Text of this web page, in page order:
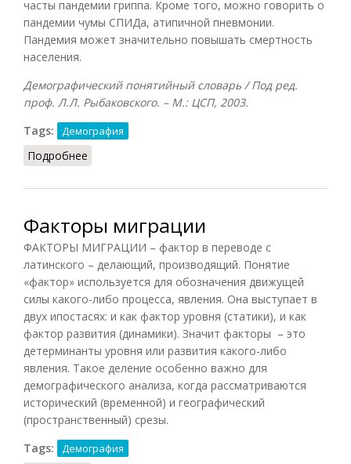
часты пандемии гриппа. Кроме того, можно говорить о
пандемии чумы СПИДа, атипичной пневмонии.
Пандемия может значительно повышать смертность
населения.
Демографический понятийный словарь / Под ред.
проф. Л.Л. Рыбаковского. – М.: ЦСП, 2003.
Tags:
Демография
Подробнее
Факторы миграции
ФАКТОРЫ МИГРАЦИИ – фактор в переводе с
латинского – делающий, производящий. Понятие
«фактор» используется для обозначения движущей
силы какого-либо процесса, явления. Она выступает в
двух ипостасях: и как фактор уровня (статики), и как
фактор развития (динамики). Значит факторы – это
детерминанты уровня или развития какого-либо
явления. Такое деление особенно важно для
демографического анализа, когда рассматриваются
исторический (временной) и географический
(пространственный) срезы.
Tags:
Демография